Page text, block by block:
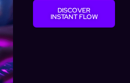
DISCOVER
INSTANT FLOW